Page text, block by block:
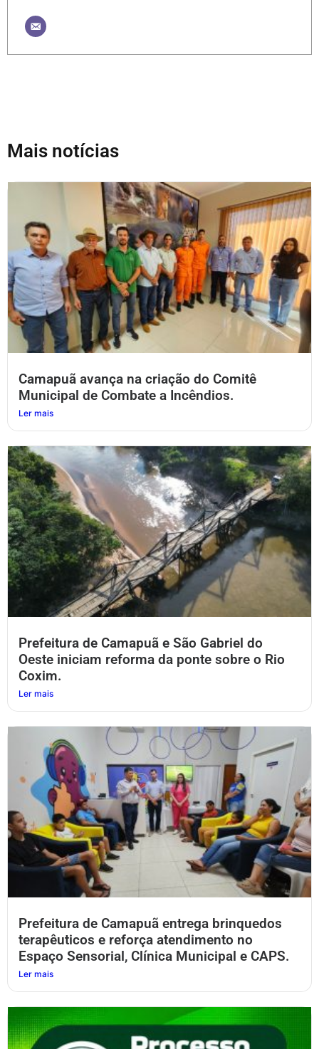
Mais notícias
Camapuã avança na criação do Comitê
Municipal de Combate a Incêndios.
Ler mais
Prefeitura de Camapuã e São Gabriel do
Oeste iniciam reforma da ponte sobre o Rio
Coxim.
Ler mais
Prefeitura de Camapuã entrega brinquedos
terapêuticos e reforça atendimento no
Espaço Sensorial, Clínica Municipal e CAPS.
Ler mais